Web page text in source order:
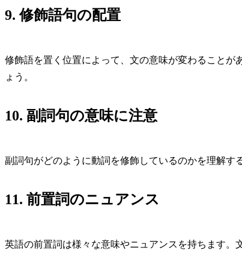
9. 修飾語句の配置
修飾語を置く位置によって、文の意味が変わること
ょう。
10. 副詞句の意味に注意
副詞句がどのように動詞を修飾しているのかを理解す
11. 前置詞のニュアンス
英語の前置詞は様々な意味やニュアンスを持ちます。